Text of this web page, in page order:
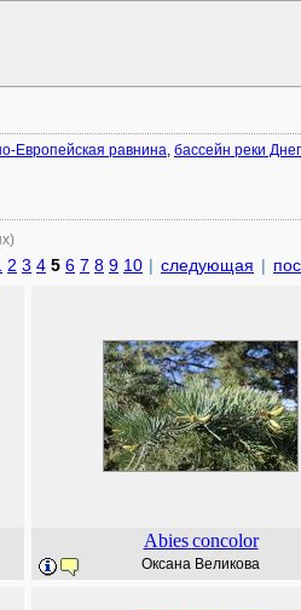
Европейская равнина, бассейн реки
2 3 4 5 6 7 8 9 10 | следующая |
Abies concolor
Оксана Великова